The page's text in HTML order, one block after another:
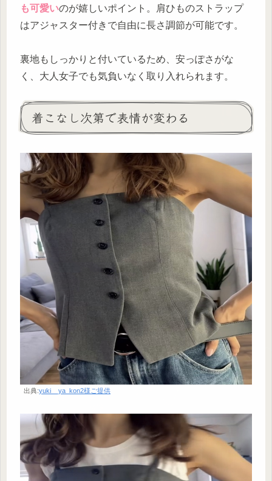
も可愛いのが嬉しいポイント。肩ひものストラップ
はアジャスター付きで自由に長さ調節が可能です。
裏地もしっかりと付いているため、安っぽさがな
く、大人女子でも気負いなく取り入れられます。
着こなし次第で表情が変わる
出典:yuki__ya_kon2様ご提供